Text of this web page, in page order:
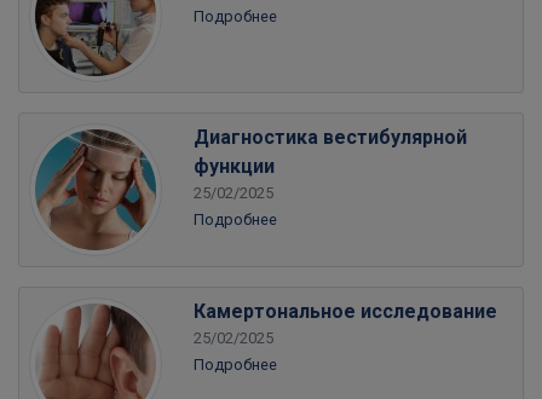
Подробнее
Диагностика вестибулярной
функции
25/02/2025
Подробнее
Камертональное исследование
25/02/2025
Подробнее